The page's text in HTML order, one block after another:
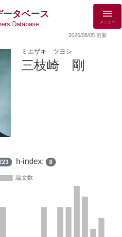
タベース
Database メニュー
2026/08/05 更新
ミエザキ ツヨシ
三枝崎 剛
h-index: 8